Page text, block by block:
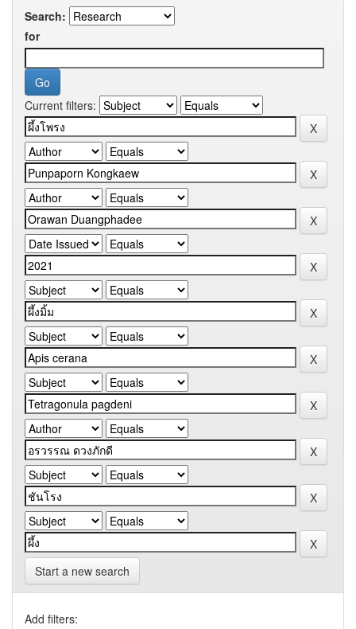
Search:
for
Current filters:
Start a new search
Add filters: